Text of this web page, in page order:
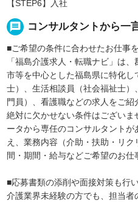
【STEP6】入社
message コンサルタントから一
■ご希望の条件に合わせたお仕事
「福島介護求人・転職ナビ」は
市等を中心とした福島県に特化
士）、生活相談員（社会福祉士
門員）、看護職などの求人をご紹
絶対に欠かせない条件はござい
ータから専任のコンサルタント
え、業務内容（介助・扶助・リ
間・期間・給与などご希望のお仕
■応募書類の添削や面接対策も行
介護業界未経験の方でも、担当